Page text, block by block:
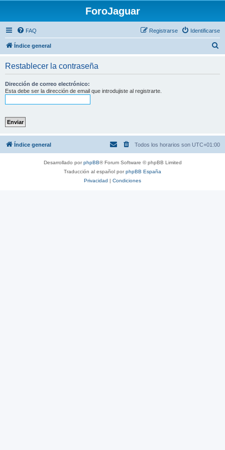
ForoJaguar
FAQ Identificarse
Registrarse
Índice general
Restablecer la contraseña
Dirección de correo electrónico:
Esta debe ser la dirección de email que introdujiste al registrarte.
Índice general Todos los horarios son UTC+01:00
Desarrollado porphpBB® Forum Software © phpBB Limited
Traducción al español porphpBB España
Privacidad | Condiciones